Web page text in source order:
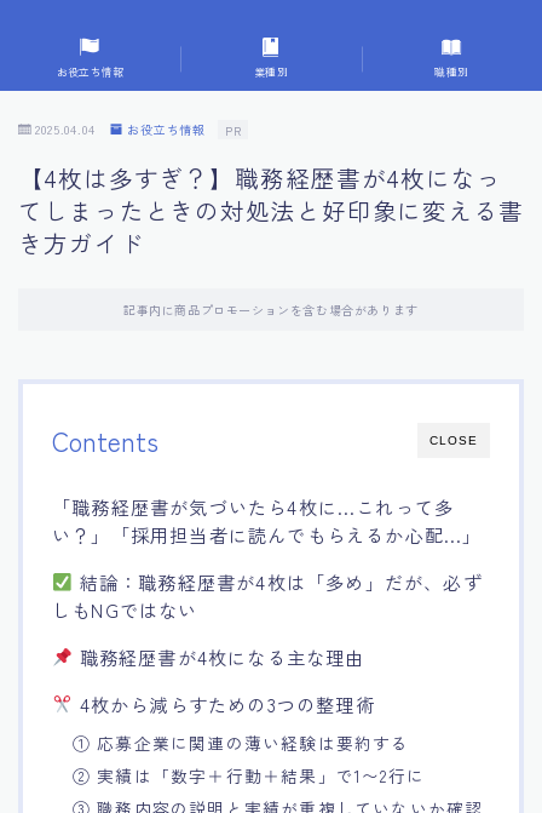
9.転職成功者の事例分析とアドバイス
10.面接官に好印象を与える方法
11.キャリアアップを目指す人の応募書類
12.エージェントから有益情報を得るコツ
お役立ち情報 業種別 職種別
2025.04.04 お役立ち情報 PR
【4枚は多すぎ？】職務経歴書が4枚になっ
てしまったときの対処法と好印象に変える書
き方ガイド
記事内に商品プロモーションを含む場合があります
CLOSE
Contents
「職務経歴書が気づいたら4枚に…これって多
い？」「採用担当者に読んでもらえるか心配…」
結論：職務経歴書が4枚は「多め」だが、必ず
しもNGではない
職務経歴書が4枚になる主な理由
4枚から減らすための3つの整理術
① 応募企業に関連の薄い経験は要約する
② 実績は「数字＋行動＋結果」で1〜2行に
③ 職務内容の説明と実績が重複していないか確認